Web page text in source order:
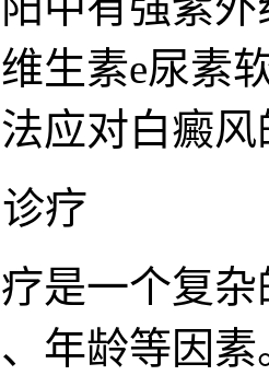
生素e尿素
应对白癜
疗
是一个复
年龄等因